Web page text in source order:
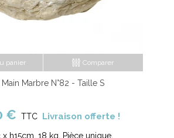
panier Comparer
Main Marbre N°82 - Taille S
€ TTC Livraison offerte !
x h15cm. 18 kg. Pièce unique.